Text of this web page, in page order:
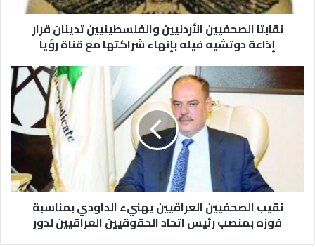
نقابتا الصحفيين الأردنيين والفلسطينيين تدينان قرار
إذاعة دوتشيه فيله بإنهاء شراكتها مع قناة رؤيا
نقيب الصحفيين العراقيين يهنيء الداودي بمناسبة
فوزه بمنصب رئيس اتحاد الحقوقيين العراقيين لدور